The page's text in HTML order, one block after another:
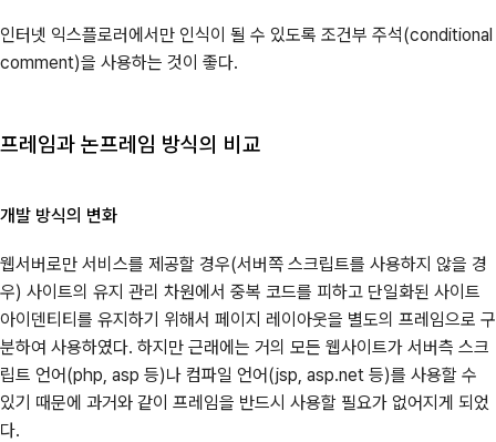
인터넷 익스플로러에서만 인식이 될 수 있도록 조건부 주석(conditional
comment)을 사용하는 것이 좋다.
프레임과 논프레임 방식의 비교
개발 방식의 변화
웹서버로만 서비스를 제공할 경우(서버쪽 스크립트를 사용하지 않을 경
우) 사이트의 유지 관리 차원에서 중복 코드를 피하고 단일화된 사이트
아이덴티티를 유지하기 위해서 페이지 레이아웃을 별도의 프레임으로 구
분하여 사용하였다. 하지만 근래에는 거의 모든 웹사이트가 서버측 스크
립트 언어(php, asp 등)나 컴파일 언어(jsp, asp.net 등)를 사용할 수
있기 때문에 과거와 같이 프레임을 반드시 사용할 필요가 없어지게 되었
다.